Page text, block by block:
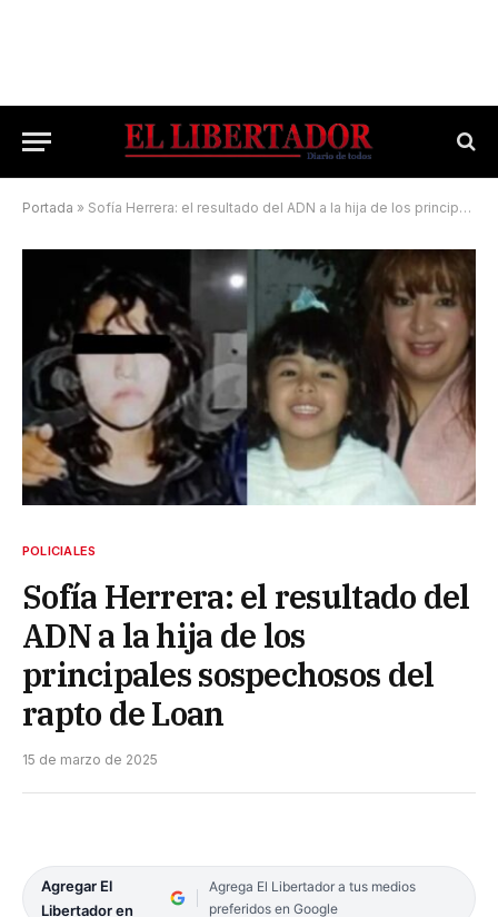
Portada » Sofía Herrera: el resultado del ADN a la hija de los principales sospechosos del rapto de Loan
POLICIALES
Sofía Herrera: el resultado del
ADN a la hija de los
principales sospechosos del
rapto de Loan
15 de marzo de 2025
Agregar El
Libertador en
Agrega El Libertador a tus medios
preferidos en Google